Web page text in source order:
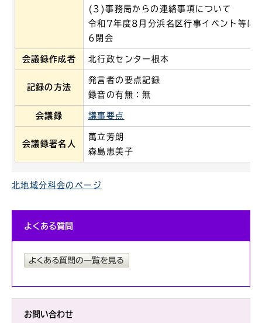
(3)事務局からの連絡事項について
令和7年度8月分浜名区行事イベント等に
6閉会
会議録作成者 北行政センター根本
記録の方法
発言者の要点記録
録音の有無：無
会議録 議事要点
会議録署名人
萬立芳朗
森島恵美子
北地域分科会のページ
よくある質問
お問い合わせ